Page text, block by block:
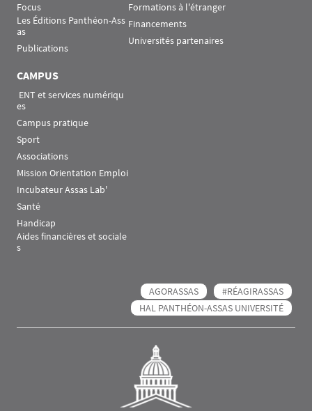
Focus
Les Éditions Panthéon-Ass
as
Publications
Formations à l'étranger
Financements
Universités partenaires
CAMPUS
es
Campus pratique
Sport
Associations
Mission Orientation Emploi
Incubateur Assas Lab'
Santé
Handicap
Aides financières et sociale
s
AGORASSAS
#RÉAGIRASSAS
HAL PANTHÉON-ASSAS UNIVERSITÉ